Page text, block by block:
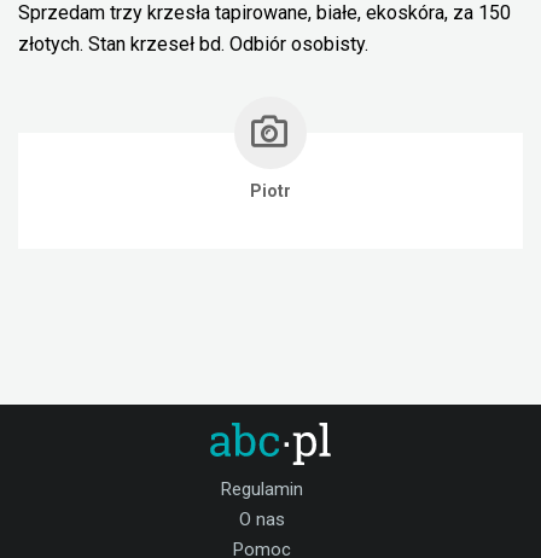
Sprzedam trzy krzesła tapirowane, białe, ekoskóra, za 150
złotych. Stan krzeseł bd. Odbiór osobisty.
Piotr
Regulamin
O nas
Pomoc